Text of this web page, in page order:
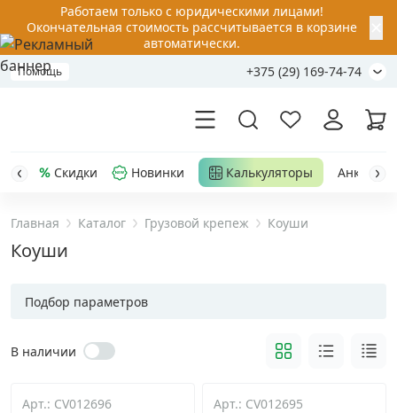
Работаем только с юридическими лицами!
Окончательная стоимость рассчитывается в корзине
автоматически.
Помощь +375 (29) 169-74-74
Акции
Скидки Новинки Калькуляторы Анкер-
Главная Каталог Грузовой крепеж Коуши
Коуши
Подбор параметров
В наличии
Арт.: CV012696 Арт.: CV012695